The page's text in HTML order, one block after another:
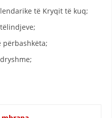
të Kryqit të kuq;
përbashkëta;